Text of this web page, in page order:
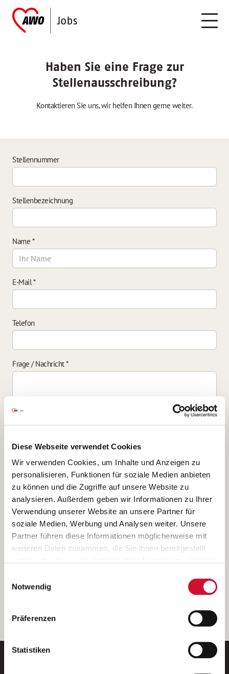
Diese Webseite verwendet Cookies
Wir verwenden Cookies, um Inhalte und Anzeigen zu
personalisieren, Funktionen für soziale Medien anbieten
zu können und die Zugriffe auf unsere Website zu
analysieren. Außerdem geben wir Informationen zu Ihrer
Verwendung unserer Website an unsere Partner für
soziale Medien, Werbung und Analysen weiter. Unsere
Partner führen diese Informationen möglicherweise mit
weiteren Daten zusammen, die Sie ihnen bereitgestellt
Wenn Sie auf „Cookies zulassen“ klicken, so stimmen
Sie der Speicherung sämtlicher Cookies zu. Sie können
Ihre Einwilligung selbstverständlich jederzeit widerrufen,
indem Sie die Cookie-Einstellungen aufrufen und diese
unserer
Notwendig
Präferenzen
Statistiken
Haben Sie eine Frage zur
Stellenausschreibung?
Kontaktieren Sie uns, wir helfen Ihnen gerne weiter.
Stellennummer
Stellenbezeichnung
Name *
E-Mail*
Telefon
Frage / Nachricht*
Ich bin damit einverstanden, dass meine personenbezogenen Daten
ausschließlich zum Zweck der Durchführung der Kontaktanfrage
verarbeitet, auf IT- Systemen der Garitz Bewirtschaftungsbetriebe
GmbH, Heinrich-von-Kleist-Straße 2, 97688 Bad Kissingen
(Betreiber) gespeichert und an die für das Stellenangebot
verantwortliche Stelle zur Kontaktaufnahme weitergegeben
werden.
Diese Einwilligungserklärung kann ich jederzeit gegenüber dem
Weitere Details können Sie der
entnehmen.